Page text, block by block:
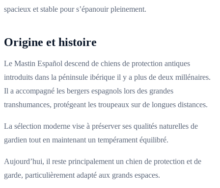
spacieux et stable pour s’épanouir pleinement.
Origine et histoire
Le Mastin Español descend de chiens de protection antiques
introduits dans la péninsule ibérique il y a plus de deux millénaires.
Il a accompagné les bergers espagnols lors des grandes
transhumances, protégeant les troupeaux sur de longues distances.
La sélection moderne vise à préserver ses qualités naturelles de
gardien tout en maintenant un tempérament équilibré.
Aujourd’hui, il reste principalement un chien de protection et de
garde, particulièrement adapté aux grands espaces.